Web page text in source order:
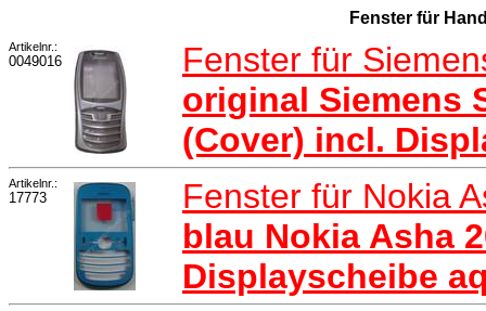
Fenster für
Artikelnr.:
0049016
Fenster für
original Siemens
(Cover) incl.
Artikelnr.:
17773
Fenster für Nokia
blau Nokia Asha
Displayscheibe